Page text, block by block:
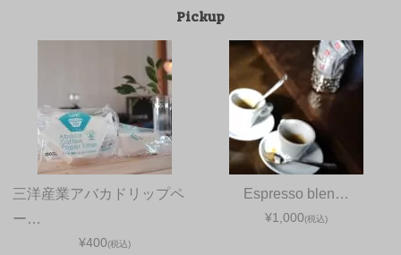
Pickup
三洋産業アバカドリップペ
ー…
¥400(税込)
Espresso blen…
¥1,000(税込)